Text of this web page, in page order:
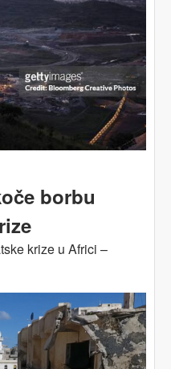
borbu
krize u Africi –